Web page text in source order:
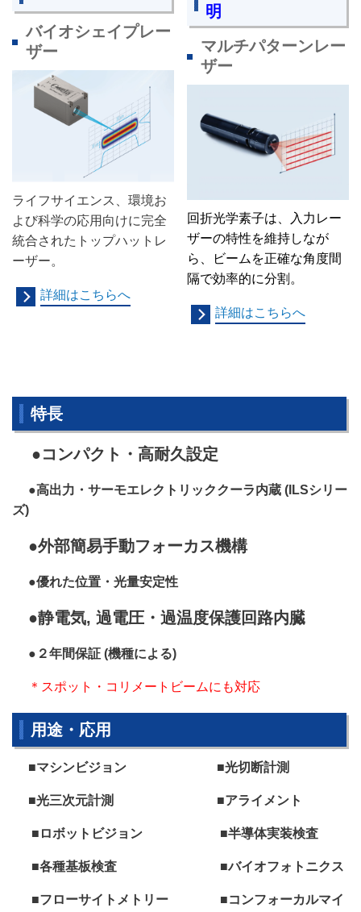
バイオシェイプレー
ザー
ライフサイエンス、環境お
よび科学の応用向けに完全
統合されたトップハットレ
ーザー。
詳細はこちらへ
明
マルチパターンレー
ザー
回折光学素子は、入力レー
ザーの特性を維持しなが
ら、ビームを正確な角度間
隔で効率的に分割。
詳細はこちらへ
特長
●コンパクト・高耐久設定
●高出力・サーモエレクトリッククーラ内蔵 (ILSシリー
ズ)
●外部簡易手動フォーカス機構
●優れた位置・光量安定性
●静電気, 過電圧・過温度保護回路内臓
●２年間保証 (機種による)
＊スポット・コリメートビームにも対応
用途・応用
■マシンビジョン ■光切断計測
■光三次元計測 ■アライメント
■ロボットビジョン ■半導体実装検査
■各種基板検査 ■バイオフォトニクス
■フローサイトメトリー ■コンフォーカルマイ